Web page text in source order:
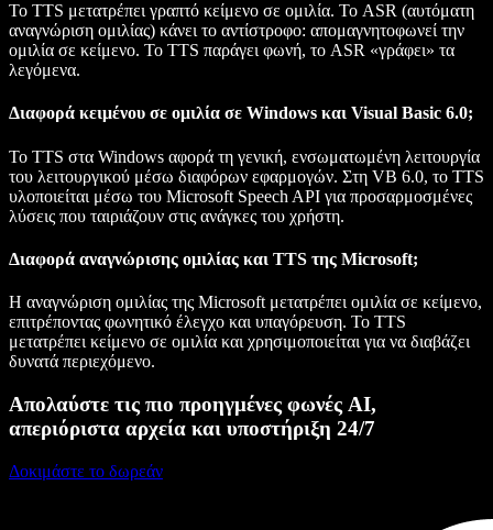
Το TTS μετατρέπει γραπτό κείμενο σε ομιλία. Το ASR (αυτόματη
αναγνώριση ομιλίας) κάνει το αντίστροφο: απομαγνητοφωνεί την
ομιλία σε κείμενο. Το TTS παράγει φωνή, το ASR «γράφει» τα
λεγόμενα.
Διαφορά κειμένου σε ομιλία σε Windows και Visual Basic 6.0;
Το TTS στα Windows αφορά τη γενική, ενσωματωμένη λειτουργία
του λειτουργικού μέσω διαφόρων εφαρμογών. Στη VB 6.0, το TTS
υλοποιείται μέσω του Microsoft Speech API για προσαρμοσμένες
λύσεις που ταιριάζουν στις ανάγκες του χρήστη.
Διαφορά αναγνώρισης ομιλίας και TTS της Microsoft;
Η αναγνώριση ομιλίας της Microsoft μετατρέπει ομιλία σε κείμενο,
επιτρέποντας φωνητικό έλεγχο και υπαγόρευση. Το TTS
μετατρέπει κείμενο σε ομιλία και χρησιμοποιείται για να διαβάζει
δυνατά περιεχόμενο.
Απολαύστε τις πιο προηγμένες φωνές AI,
απεριόριστα αρχεία και υποστήριξη 24/7
Δοκιμάστε το δωρεάν